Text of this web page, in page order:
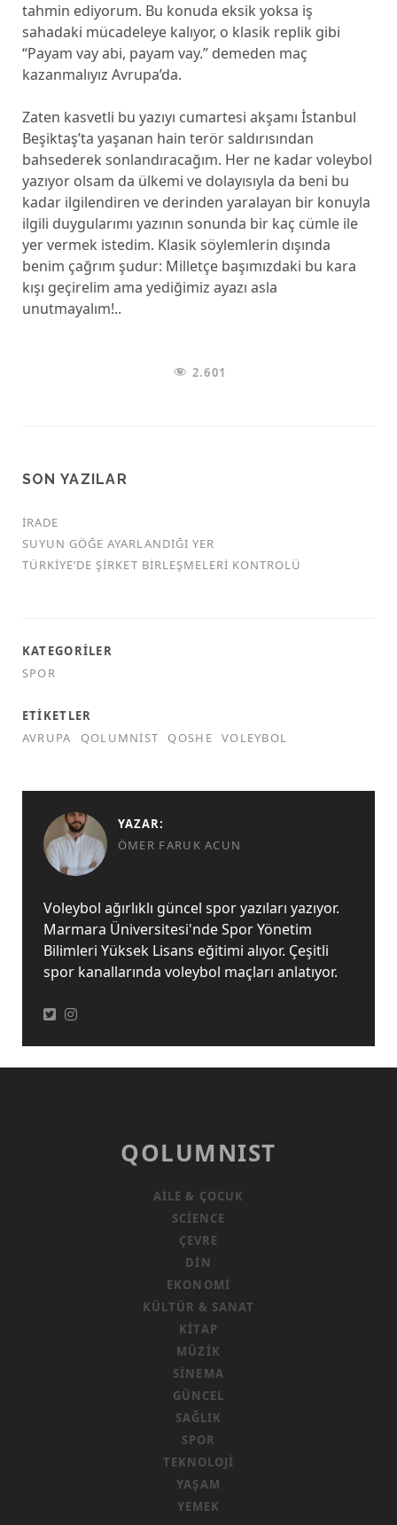
tahmin ediyorum. Bu konuda eksik yoksa iş
sahadaki mücadeleye kalıyor, o klasik replik gibi
“Payam vay abi, payam vay.” demeden maç
kazanmalıyız Avrupa’da.
Zaten kasvetli bu yazıyı cumartesi akşamı İstanbul
Beşiktaş’ta yaşanan hain terör saldırısından
bahsederek sonlandıracağım. Her ne kadar voleybol
yazıyor olsam da ülkemi ve dolayısıyla da beni bu
kadar ilgilendiren ve derinden yaralayan bir konuyla
ilgili duygularımı yazının sonunda bir kaç cümle ile
yer vermek istedim. Klasik söylemlerin dışında
benim çağrım şudur: Milletçe başımızdaki bu kara
kışı geçirelim ama yediğimiz ayazı asla
unutmayalım!..
2.601
SON YAZILAR
İRADE
SUYUN GÖĞE AYARLANDIĞI YER
TÜRKİYE’DE ŞİRKET BİRLEŞMELERİ KONTROLÜ
KATEGORILER
SPOR
ETIKETLER
AVRUPA
QOLUMNIST QOSHE VOLEYBOL
YAZAR:
ÖMER FARUK ACUN
Voleybol ağırlıklı güncel spor yazıları yazıyor.
Marmara Üniversitesi'nde Spor Yönetim
Bilimleri Yüksek Lisans eğitimi alıyor. Çeşitli
spor kanallarında voleybol maçları anlatıyor.
QOLUMNIST
AILE & ÇOCUK
SCIENCE
ÇEVRE
DIN
EKONOMI
KÜLTÜR & SANAT
KITAP
MÜZIK
SINEMA
GÜNCEL
SAĞLIK
SPOR
TEKNOLOJI
YAŞAM
YEMEK